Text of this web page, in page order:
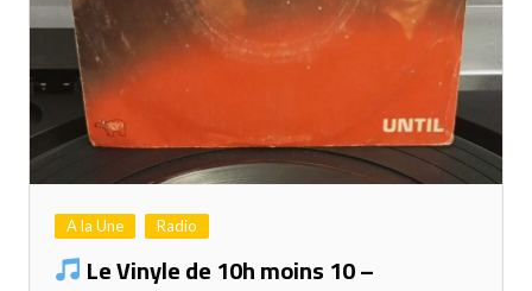
A la Une Radio
Le Vinyle de 10h moins 10 –